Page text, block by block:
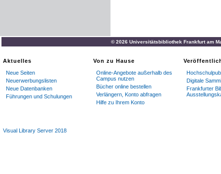
© 2026 Universitätsbibliothek Frankfurt am
Aktuelles
Neue Seiten
Neuerwerbungslisten
Neue Datenbanken
Führungen und Schulungen
Von zu Hause
Online-Angebote außerhalb des
Campus nutzen
Bücher online bestellen
Verlängern, Konto abfragen
Hilfe zu Ihrem Konto
Digitale
Frankfurter
Visual Library Server 2018